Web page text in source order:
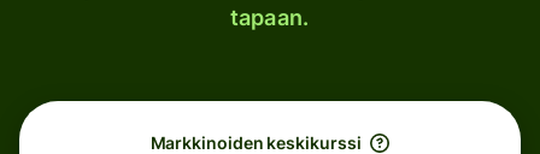
tapaan.
Markkinoiden keskikurssi